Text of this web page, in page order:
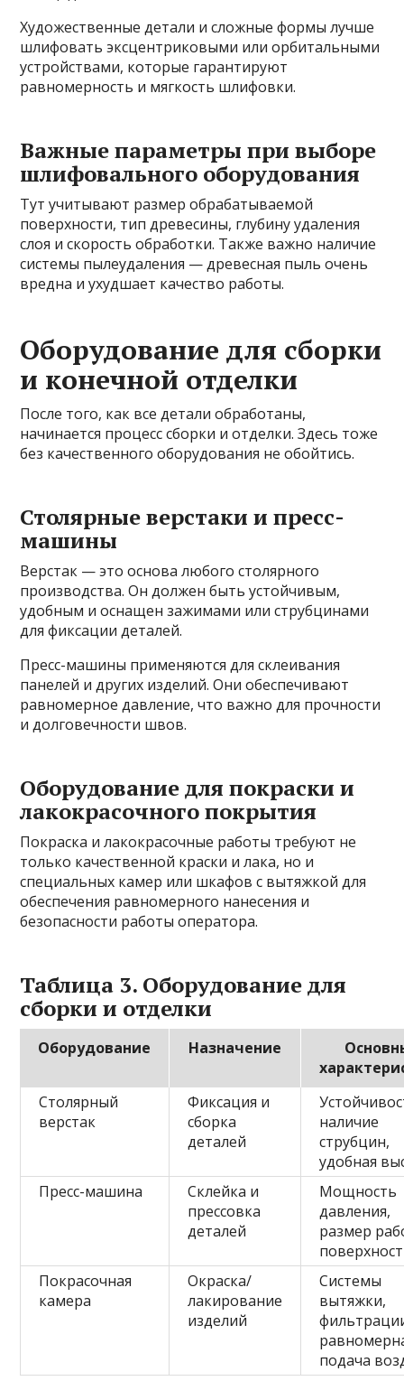
Художественные детали и сложные формы лучше
шлифовать эксцентриковыми или орбитальными
устройствами, которые гарантируют
равномерность и мягкость шлифовки.
Важные параметры при выборе
шлифовального оборудования
Тут учитывают размер обрабатываемой
поверхности, тип древесины, глубину удаления
слоя и скорость обработки. Также важно наличие
системы пылеудаления — древесная пыль очень
вредна и ухудшает качество работы.
Оборудование для сборки
и конечной отделки
После того, как все детали обработаны,
начинается процесс сборки и отделки. Здесь тоже
без качественного оборудования не обойтись.
Столярные верстаки и пресс-
машины
Верстак — это основа любого столярного
производства. Он должен быть устойчивым,
удобным и оснащен зажимами или струбцинами
для фиксации деталей.
Пресс-машины применяются для склеивания
панелей и других изделий. Они обеспечивают
равномерное давление, что важно для прочности
и долговечности швов.
Оборудование для покраски и
лакокрасочного покрытия
Покраска и лакокрасочные работы требуют не
только качественной краски и лака, но и
специальных камер или шкафов с вытяжкой для
обеспечения равномерного нанесения и
безопасности работы оператора.
Таблица 3. Оборудование для
сборки и отделки
Оборудование Назначение
Столярный
верстак
Фиксация и
сборка
деталей
наличие
струбцин,
удобная
Пресс-машина
Склейка и
прессовка
деталей
Мощность
давления,
размер
Покрасочная
камера
Окраска/
лакирование
изделий
Системы
вытяжки,
подача